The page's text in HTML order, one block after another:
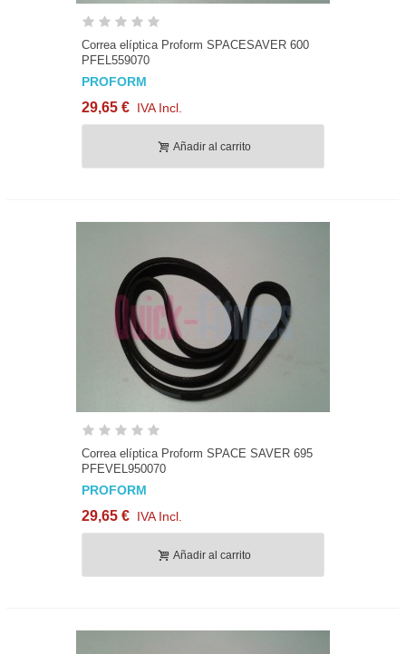
Correa elíptica Proform SPACESAVER 600
PFEL559070
PROFORM
29,65 € IVA Incl.
Añadir al carrito
Correa elíptica Proform SPACE SAVER 695
PFEVEL950070
PROFORM
29,65 € IVA Incl.
Añadir al carrito